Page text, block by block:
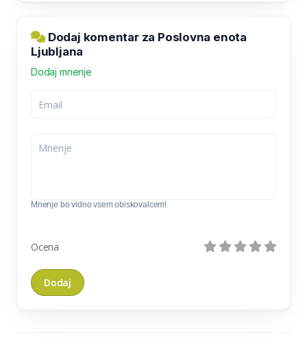
Dodaj komentar za Poslovna enota
Ljubljana
Dodaj mnenje
Mnenje bo vidno vsem obiskovalcem!
Ocena